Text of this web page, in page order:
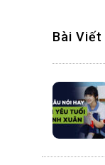
Bài Viết